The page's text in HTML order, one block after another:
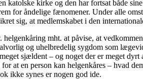
kirke og den har fortsat både
for åndelige fænomener. Under alle
sig, at medlemskabet i den
mht. at påvise, at
og uhelbredelig sygdom som
sjældent – og noget der er meget
at en person kan helgenkåres – hvad
ikke synes er nogen god ide.